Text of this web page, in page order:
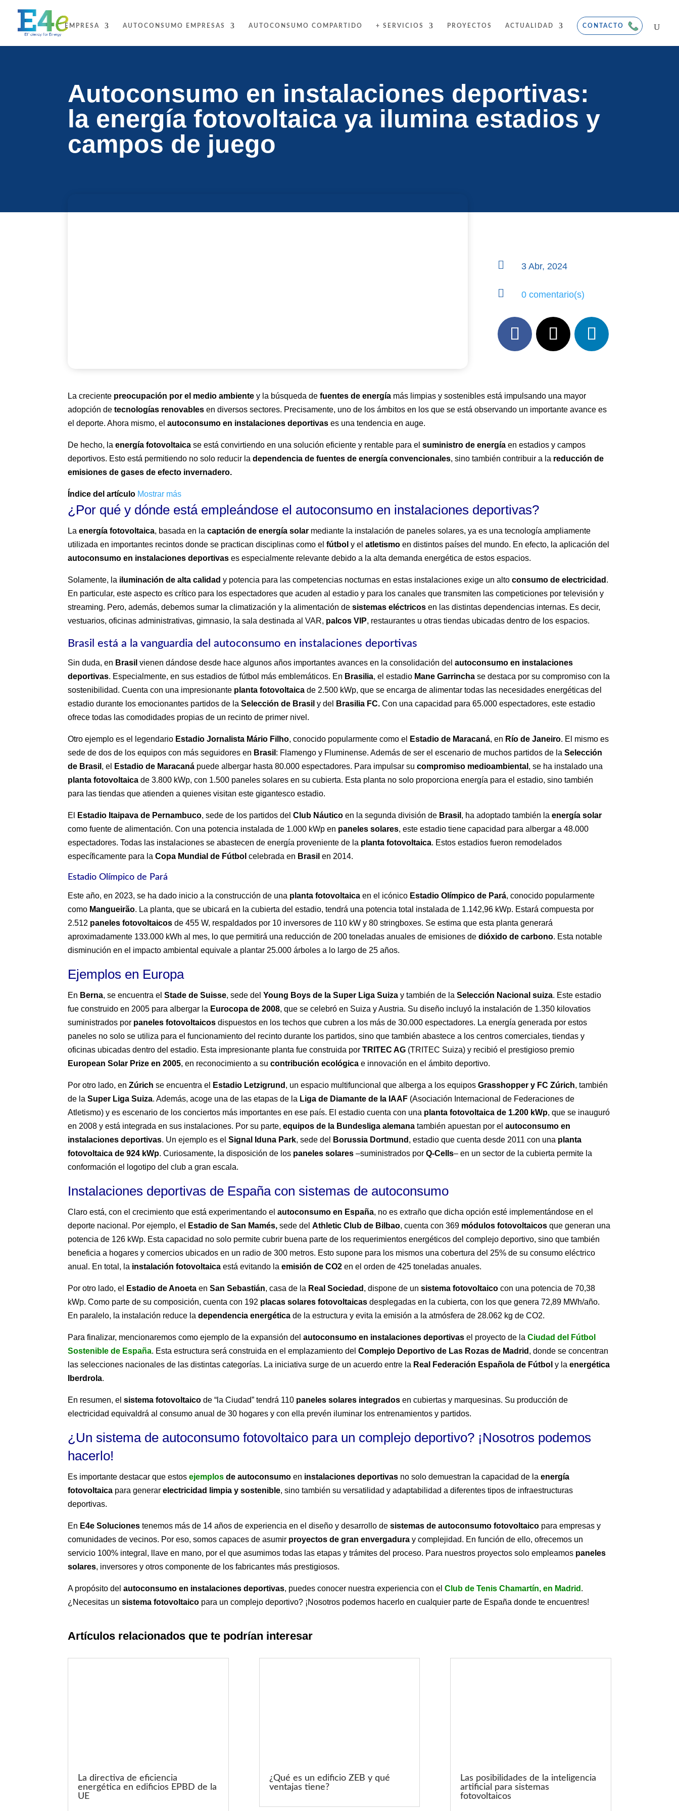
EMPRESA AUTOCONSUMO EMPRESAS AUTOCONSUMO COMPARTIDO + SERVICIOS PROYECTOS ACTUALIDAD CONTACTO
Autoconsumo en instalaciones deportivas:
la energía fotovoltaica ya ilumina estadios y
campos de juego
 3 Abr, 2024
 0 comentario(s)
La creciente preocupación por el medio ambiente y la búsqueda defuentes de energía más limpias y sostenibles está impulsando una mayor
adopción detecnologías renovables en diversos sectores. Precisamente, uno de los ámbitos en los que se está observando un importante avance es
el deporte. Ahora mismo, elautoconsumo en instalaciones deportivas es una tendencia en auge.
De hecho, laenergía fotovoltaica se está convirtiendo en una solución eficiente y rentable para elsuministro de energía en estadios y campos
deportivos. Esto está permitiendo no solo reducir ladependencia de fuentes de energía convencionales, sino también contribuir a la reducción de
emisiones de gases de efecto invernadero.
Índice del artículo Mostrar más
¿Por qué y dónde está empleándose el autoconsumo en instalaciones deportivas?
Laenergía fotovoltaica, basada en lacaptación de energía solar mediante la instalación de paneles solares, ya es una tecnología ampliamente
utilizada en importantes recintos donde se practican disciplinas como elfútbol y elatletismo en distintos países del mundo. En efecto, la aplicación del
autoconsumo en instalaciones deportivas es especialmente relevante debido a la alta demanda energética de estos espacios.
Solamente, la iluminación de alta calidad y potencia para las competencias nocturnas en estas instalaciones exige un altoconsumo de electricidad .
En particular, este aspecto es crítico para los espectadores que acuden al estadio y para los canales que transmiten las competiciones por televisión y
streaming. Pero, además, debemos sumar la climatización y la alimentación desistemas eléctricos en las distintas dependencias internas. Es decir,
vestuarios, oficinas administrativas, gimnasio, la sala destinada al VAR, palcos VIP, restaurantes u otras tiendas ubicadas dentro de los espacios.
Brasil está a la vanguardia del autoconsumo en instalaciones deportivas
Sin duda, en Brasil vienen dándose desde hace algunos años importantes avances en la consolidación delautoconsumo en instalaciones
deportivas. Especialmente, en sus estadios de fútbol más emblemáticos. En Brasilia, el estadio Mane Garrincha se destaca por su compromiso con la
sostenibilidad. Cuenta con una impresionante planta fotovoltaica de 2.500 kWp, que se encarga de alimentar todas las necesidades energéticas del
estadio durante los emocionantes partidos de laSelección de Brasil y del Brasilia FC.Con una capacidad para 65.000 espectadores, este estadio
ofrece todas las comodidades propias de un recinto de primer nivel.
Otro ejemplo es el legendario Estadio Jornalista Mário Filho, conocido popularmente como el Estadio de Maracaná, en Río de Janeiro. El mismo es
sede de dos de los equipos con más seguidores en Brasil : Flamengo y Fluminense. Además de ser el escenario de muchos partidos de laSelección
de Brasil , el Estadio de Maracaná puede albergar hasta 80.000 espectadores. Para impulsar sucompromiso medioambiental , se ha instalado una
planta fotovoltaica de 3.800 kWp, con 1.500 paneles solares en su cubierta. Esta planta no solo proporciona energía para el estadio, sino también
para las tiendas que atienden a quienes visitan este gigantesco estadio.
El Estadio Itaipava de Pernambuco, sede de los partidos delClub Náuticoen la segunda división de Brasil , ha adoptado también laenergía solar
como fuente de alimentación. Con una potencia instalada de 1.000 kWp en paneles solares, este estadio tiene capacidad para albergar a 48.000
espectadores. Todas las instalaciones se abastecen de energía proveniente de la planta fotovoltaica. Estos estadios fueron remodelados
específicamente para laCopa Mundial de Fútbol celebrada en Brasil en 2014.
Estadio Olímpico de Pará
Este año, en 2023, se ha dado inicio a la construcción de una planta fotovoltaica en el icónico Estadio Olímpico de Pará, conocido popularmente
como Mangueirão. La planta, que se ubicará en la cubierta del estadio, tendrá una potencia total instalada de 1.142,96 kWp. Estará compuesta por
2.512 paneles fotovoltaicos de 455 W, respaldados por 10 inversores de 110 kW y 80 stringboxes. Se estima que esta planta generará
aproximadamente 133.000 kWh al mes, lo que permitirá una reducción de 200 toneladas anuales de emisiones dedióxido de carbono. Esta notable
disminución en el impacto ambiental equivale a plantar 25.000 árboles a lo largo de 25 años.
Ejemplos en Europa
En Berna, se encuentra elStade de Suisse, sede delYoung Boys de la Super Liga Suiza y también de laSelección Nacional suiza. Este estadio
fue construido en 2005 para albergar la Eurocopa de 2008, que se celebró en Suiza y Austria. Su diseño incluyó la instalación de 1.350 kilovatios
suministrados por paneles fotovoltaicos dispuestos en los techos que cubren a los más de 30.000 espectadores. La energía generada por estos
paneles no solo se utiliza para el funcionamiento del recinto durante los partidos, sino que también abastece a los centros comerciales, tiendas y
oficinas ubicadas dentro del estadio. Esta impresionante planta fue construida porTRITEC AG (TRITEC Suiza) y recibió el prestigioso premio
European Solar Prize en 2005, en reconocimiento a sucontribución ecológicae innovación en el ámbito deportivo.
Por otro lado, enZúrich se encuentra el Estadio Letzigrund , un espacio multifuncional que alberga a los equiposGrasshopper y FC Zúrich, también
de laSuper Liga Suiza. Además, acoge una de las etapas de la Liga de Diamante de la IAAF (Asociación Internacional de Federaciones de
Atletismo) y es escenario de los conciertos más importantes en ese país. El estadio cuenta con una planta fotovoltaica de 1.200 kWp, que se inauguró
en 2008 y está integrada en sus instalaciones. Por su parte,equipos de la Bundesliga alemana también apuestan por elautoconsumo en
instalaciones deportivas. Un ejemplo es elSignal Iduna Park, sede del Borussia Dortmund , estadio que cuenta desde 2011 con una planta
fotovoltaica de 924 kWp. Curiosamente, la disposición de los paneles solares –suministrados porQ-Cells– en un sector de la cubierta permite la
conformación el logotipo del club a gran escala.
Instalaciones deportivas de España con sistemas de autoconsumo
Claro está, con el crecimiento que está experimentando elautoconsumo en España, no es extraño que dicha opción esté implementándose en el
deporte nacional. Por ejemplo, el
Estadio de San Mamés, sede delAthletic Club de Bilbao, cuenta con 369 módulos fotovoltaicos que generan una
potencia de 126 kWp. Esta capacidad no solo permite cubrir buena parte de los requerimientos energéticos del complejo deportivo, sino que también
beneficia a hogares y comercios ubicados en un radio de 300 metros. Esto supone para los mismos una cobertura del 25% de su consumo eléctrico
anual. En total, la instalación fotovoltaica está evitando laemisión de CO2 en el orden de 425 toneladas anuales.
Por otro lado, el Estadio de Anoeta enSan Sebastián, casa de la Real Sociedad , dispone de unsistema fotovoltaico con una potencia de 70,38
kWp. Como parte de su composición, cuenta con 192 placas solares fotovoltaicas desplegadas en la cubierta, con los que genera 72,89 MWh/año.
En paralelo, la instalación reduce ladependencia energética de la estructura y evita la emisión a la atmósfera de 28.062 kg de CO2.
Para finalizar, mencionaremos como ejemplo de la expansión delautoconsumo en instalaciones deportivas el proyecto de la Ciudad del Fútbol
Sostenible de España. Esta estructura será construida en el emplazamiento delComplejo Deportivo de Las Rozas de Madrid , donde se concentran
las selecciones nacionales de las distintas categorías. La iniciativa surge de un acuerdo entre la Real Federación Española de Fútbol y laenergética
Iberdrola.
En resumen, elsistema fotovoltaico de “la Ciudad” tendrá 110 paneles solares integrados en cubiertas y marquesinas. Su producción de
electricidad equivaldrá al consumo anual de 30 hogares y con ella prevén iluminar los entrenamientos y partidos.
¿Un sistema de autoconsumo fotovoltaico para un complejo deportivo? ¡Nosotros podemos
hacerlo!
Es importante destacar que estosejemplos de autoconsumo en instalaciones deportivas no solo demuestran la capacidad de laenergía
fotovoltaica para generarelectricidad limpia y sostenible, sino también su versatilidad y adaptabilidad a diferentes tipos de infraestructuras
deportivas.
En E4e Soluciones tenemos más de 14 años de experiencia en el diseño y desarrollo desistemas de autoconsumo fotovoltaico para empresas y
comunidades de vecinos. Por eso, somos capaces de asumir proyectos de granenvergadura y complejidad. En función de ello, ofrecemos un
servicio 100% integral, llave en mano, por el que asumimos todas las etapas y trámites del proceso. Para nuestros proyectos solo empleamos paneles
solares, inversores y otros componente de los fabricantes más prestigiosos.
A propósito delautoconsumo en instalaciones deportivas, puedes conocer nuestra experiencia con elClub de Tenis Chamartín, en Madrid .
¿Necesitas unsistema fotovoltaico para un complejo deportivo? ¡Nosotros podemos hacerlo en cualquier parte de España donde te encuentres!
Artículos relacionados que te podrían interesar
La directiva de eficiencia
energética en edificios EPBD de la
UE
¿Qué es un edificio ZEB y qué
ventajas tiene?
Las posibilidades de la inteligencia
artificial para sistemas
fotovoltaicos